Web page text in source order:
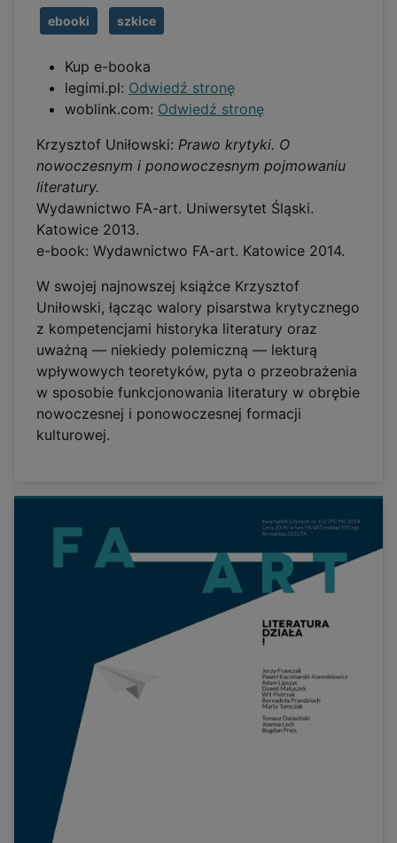
ebooki szkice
Kup e-booka
legimi.pl: Odwiedź stronę
woblink.com: Odwiedź stronę
Krzysztof Uniłowski: Prawo krytyki. O
nowoczesnym i ponowoczesnym pojmowaniu
literatury.
Wydawnictwo FA-art. Uniwersytet Śląski.
Katowice 2013.
e-book: Wydawnictwo FA-art. Katowice 2014.
W swojej najnowszej książce Krzysztof
Uniłowski, łącząc walory pisarstwa krytycznego
z kompetencjami historyka literatury oraz
uważną — niekiedy polemiczną — lekturą
wpływowych teoretyków, pyta o przeobrażenia
w sposobie funkcjonowania literatury w obrębie
nowoczesnej i ponowoczesnej formacji
kulturowej.